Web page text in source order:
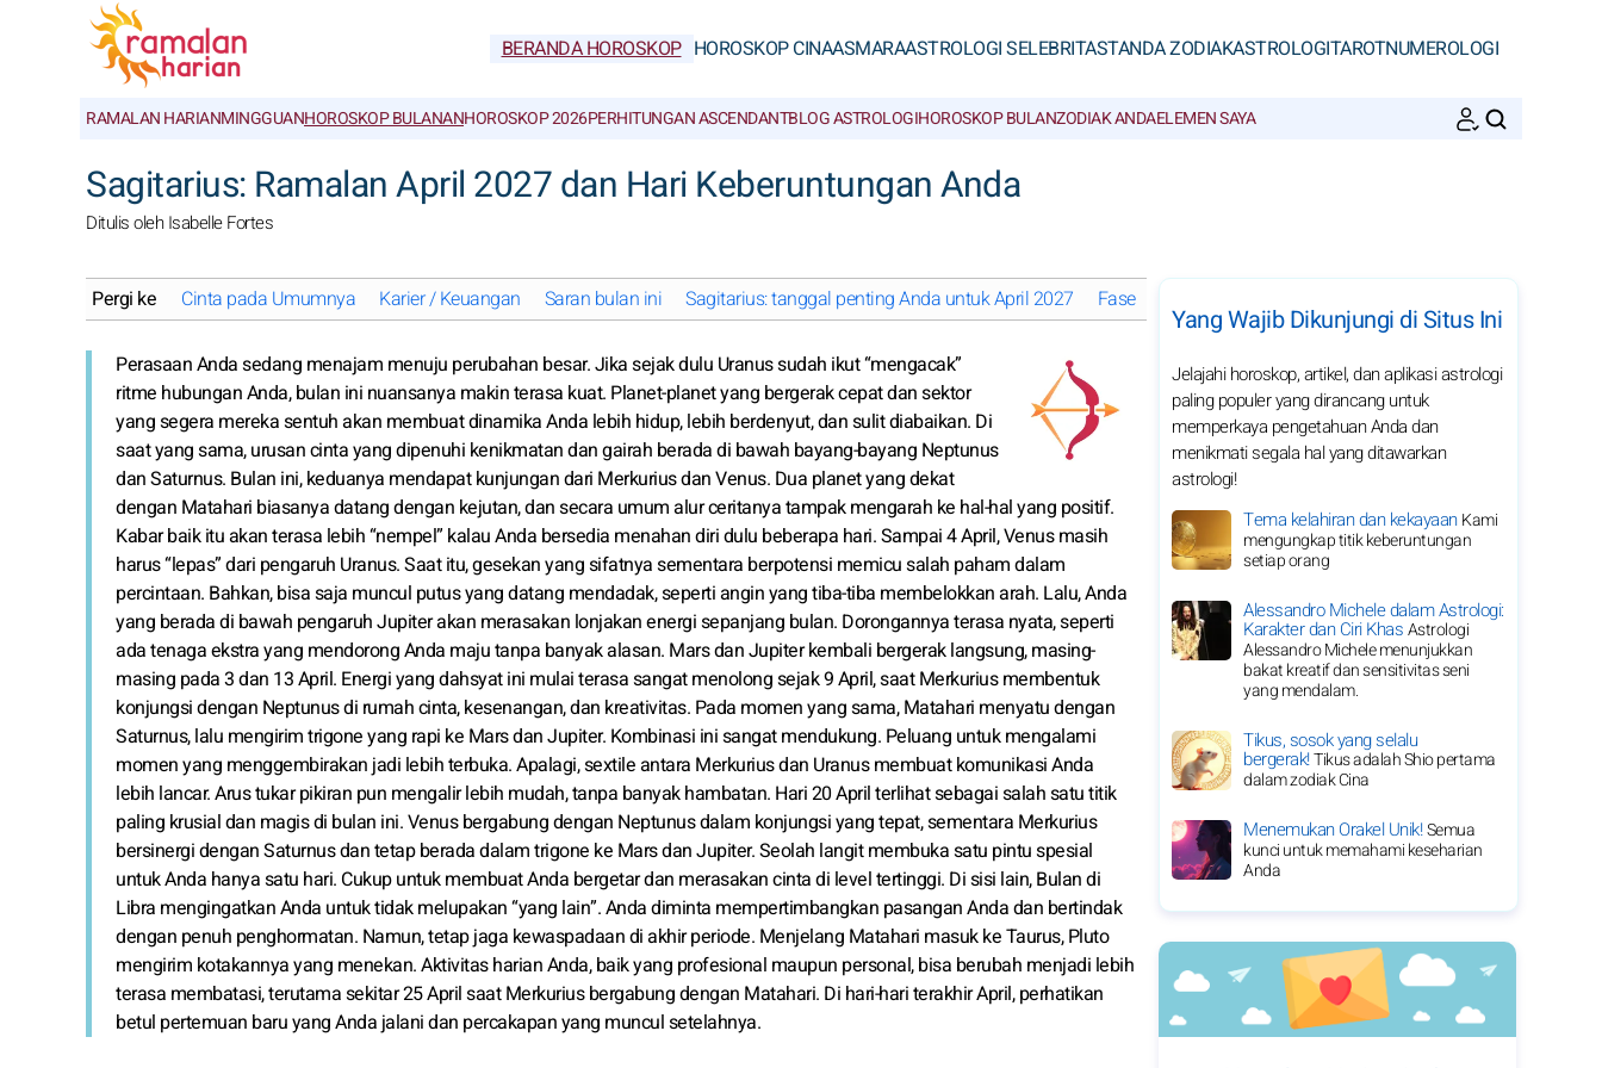
BERANDA HOROSKOP HOROSKOP CINAASMARAASTROLOGI SELEBRITASTANDA ZODIAKASTROLOGITAROTNUMEROLOGI
RAMALAN HARIANMINGGUANHOROSKOP BULANANHOROSKOP 2026PERHITUNGAN ASCENDANTBLOG ASTROLOGIHOROSKOP BULANZODIAK ANDAELEMEN SAYA
Sagitarius: Ramalan April 2027 dan Hari Keberuntungan Anda
Ditulis oleh Isabelle Fortes
Pergi ke Cinta pada Umumnya Karier / Keuangan Saran bulan ini Sagitarius: tanggal penting Anda untuk April 2027 Fase Bulan di April 2027
Perasaan Anda sedang menajam menuju perubahan besar. Jika sejak dulu Uranus sudah ikut “mengacak”
ritme hubungan Anda, bulan ini nuansanya makin terasa kuat. Planet-planet yang bergerak cepat dan sektor
yang segera mereka sentuh akan membuat dinamika Anda lebih hidup, lebih berdenyut, dan sulit diabaikan. Di
saat yang sama, urusan cinta yang dipenuhi kenikmatan dan gairah berada di bawah bayang-bayang Neptunus
dan Saturnus. Bulan ini, keduanya mendapat kunjungan dari Merkurius dan Venus. Dua planet yang dekat
dengan Matahari biasanya datang dengan kejutan, dan secara umum alur ceritanya tampak mengarah ke hal-hal yang positif.
Kabar baik itu akan terasa lebih “nempel” kalau Anda bersedia menahan diri dulu beberapa hari. Sampai 4 April, Venus masih
harus “lepas” dari pengaruh Uranus. Saat itu, gesekan yang sifatnya sementara berpotensi memicu salah paham dalam
percintaan. Bahkan, bisa saja muncul putus yang datang mendadak, seperti angin yang tiba-tiba membelokkan arah. Lalu, Anda
yang berada di bawah pengaruh Jupiter akan merasakan lonjakan energi sepanjang bulan. Dorongannya terasa nyata, seperti
ada tenaga ekstra yang mendorong Anda maju tanpa banyak alasan. Mars dan Jupiter kembali bergerak langsung, masing-
masing pada 3 dan 13 April. Energi yang dahsyat ini mulai terasa sangat menolong sejak 9 April, saat Merkurius membentuk
konjungsi dengan Neptunus di rumah cinta, kesenangan, dan kreativitas. Pada momen yang sama, Matahari menyatu dengan
Saturnus, lalu mengirim trigone yang rapi ke Mars dan Jupiter. Kombinasi ini sangat mendukung. Peluang untuk mengalami
momen yang menggembirakan jadi lebih terbuka. Apalagi, sextile antara Merkurius dan Uranus membuat komunikasi Anda
lebih lancar. Arus tukar pikiran pun mengalir lebih mudah, tanpa banyak hambatan. Hari 20 April terlihat sebagai salah satu titik
paling krusial dan magis di bulan ini. Venus bergabung dengan Neptunus dalam konjungsi yang tepat, sementara Merkurius
bersinergi dengan Saturnus dan tetap berada dalam trigone ke Mars dan Jupiter. Seolah langit membuka satu pintu spesial
untuk Anda hanya satu hari. Cukup untuk membuat Anda bergetar dan merasakan cinta di level tertinggi. Di sisi lain, Bulan di
Libra mengingatkan Anda untuk tidak melupakan “yang lain”. Anda diminta mempertimbangkan pasangan Anda dan bertindak
dengan penuh penghormatan. Namun, tetap jaga kewaspadaan di akhir periode. Menjelang Matahari masuk ke Taurus, Pluto
mengirim kotakannya yang menekan. Aktivitas harian Anda, baik yang profesional maupun personal, bisa berubah menjadi lebih
terasa membatasi, terutama sekitar 25 April saat Merkurius bergabung dengan Matahari. Di hari-hari terakhir April, perhatikan
betul pertemuan baru yang Anda jalani dan percakapan yang muncul setelahnya.
Yang Wajib Dikunjungi di Situs Ini
Jelajahi horoskop, artikel, dan aplikasi astrologi
paling populer yang dirancang untuk
memperkaya pengetahuan Anda dan
menikmati segala hal yang ditawarkan
astrologi!
Tema kelahiran dan kekayaanKami
mengungkap titik keberuntungan
setiap orang
Alessandro Michele dalam Astrologi:
Karakter dan Ciri KhasAstrologi
Alessandro Michele menunjukkan
bakat kreatif dan sensitivitas seni
yang mendalam.
Tikus, sosok yang selalu
bergerak!Tikus adalah Shio pertama
dalam zodiak Cina
Menemukan Orakel Unik!Semua
kunci untuk memahami keseharian
Anda